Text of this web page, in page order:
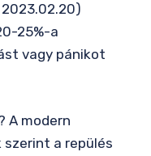
2023.02.20)
25%-a
vagy pánikot
A modern
a repülés